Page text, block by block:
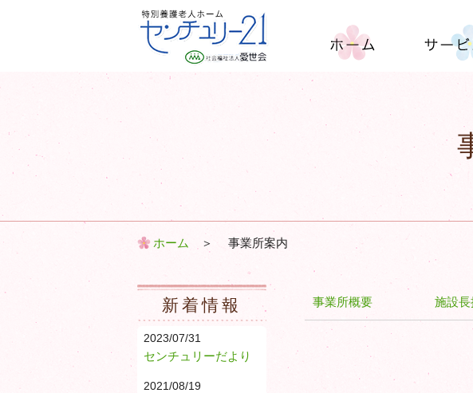
特別養護老人ホーム セン
特別養護老人ホ
特別養護老人ホ
短期入所生活介
ホーム ＞ 事業所案内
事業所概要 施設
新着情報
2023/07/31
センチュリーだより
2021/08/19